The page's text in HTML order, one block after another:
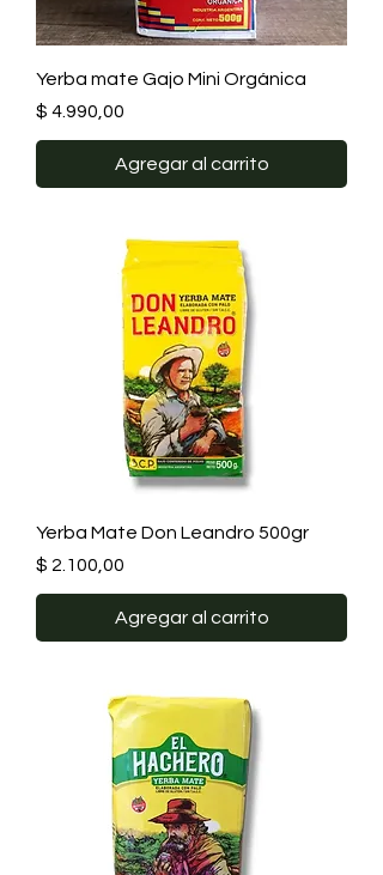
Yerba mate Gajo Mini Orgánica
Precio
$ 4.990,00
Agregar al carrito
Yerba Mate Don Leandro 500gr
Precio
$ 2.100,00
Agregar al carrito